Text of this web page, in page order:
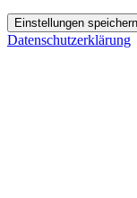
Einstellungen speichern
Datenschutzerklärung